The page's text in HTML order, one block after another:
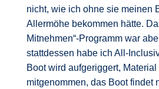
nicht, wie ich ohne sie meinen
Allermöhe bekommen hätte.
Mitnehmen“-Programm war
stattdessen habe ich All-
Boot wird aufgeriggert,
mitgenommen, das Boot findet